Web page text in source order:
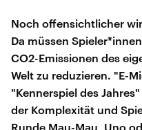
Noch offensichtlicher
Da müssen
CO2-Emissionen des
Welt zu reduzieren. "E-
"Kennerspiel des
der Komplexität und
Runde Mau-Mau, Uno